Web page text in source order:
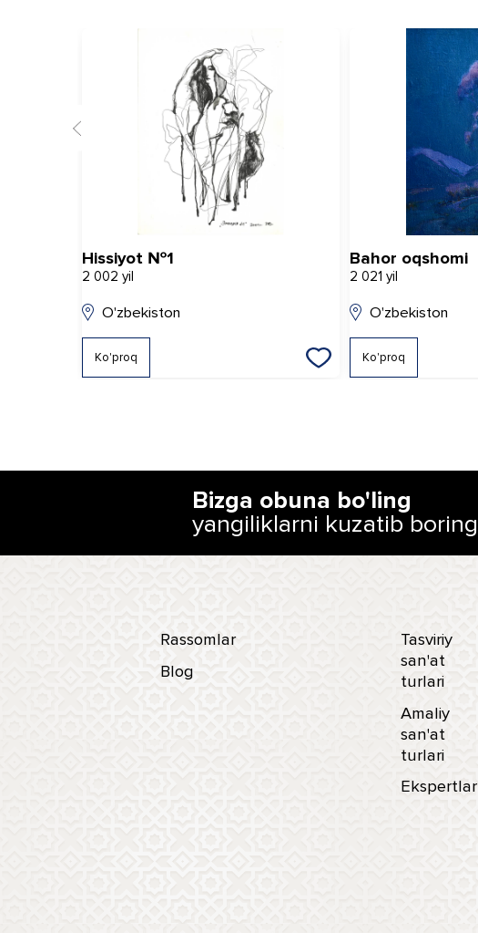
Hissiyot №1
2 002 yil
O'zbekiston
Ko'proq
Bahor oqshomi
2 021 yil
O'zbekiston
Ko'proq
Bizga obuna bo'ling
yangiliklarni kuzatib boring
Rassomlar
Blog
Tasviriy
san'at
turlari
Amaliy
san'at
turlari
Ekspertlar